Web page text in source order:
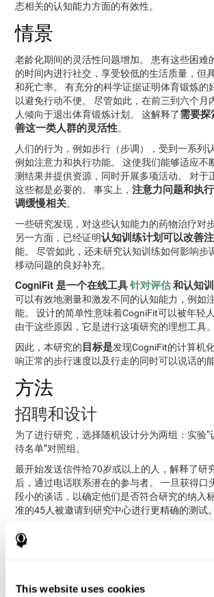
This website uses cookies
态相关的认知能力方面的有效性。
情景
老龄化期间的灵活性问题增加。 患有这些困难
的时间内进行社交，享受较低的生活质量，但
和死亡率。 有充分的科学证据证明体育锻炼的
以避免行动不便。 尽管如此，在前三到六个月
人倾向于退出体育锻炼计划。 这解释了需要探
善这一类人群的灵活性。
人们的行为，例如步行（步调），受到一系列
例如注意力和执行功能。 这使我们能够适应不
测结果并提供资源，同时开展多项活动。 对于
这些都是必要的。 事实上，注意力问题和执
调缓慢相关。
一些研究发现，对这些认知能力的药物治疗对
另一方面，已经证明认知训练计划可以改善
能。 尽管如此，还未研究认知训练如何影响步
移动问题的良好补充。
CogniFit 是一个在线工具针对评估和认知
可以有效地测量和激发不同的认知能力，例如
能。 设计的简单性意味着CogniFit可以被年轻
由于这些原因，它是进行这项研究的理想工具。
因此，本研究的 目标是发现CogniFit的计算机
响正常的步行速度以及行走的同时可以说话的能
方法
招聘和设计
为了进行研究，选择随机设计分为两组：实验“
待名单”对照组。
最开始发送信件给70岁或以上的人，解释了研
后，通过电话联系潜在的参与者。 一旦获得口
段小的谈话，以确定他们是否符合研究的纳入
准的45人被邀请到研究中心进行更精确的测试。
面对面测试包括 MMSE (微型精神状态测试) 的
估。在这一过程中, 21名参与者因不符合
列入
完成研究的可用性和承诺。